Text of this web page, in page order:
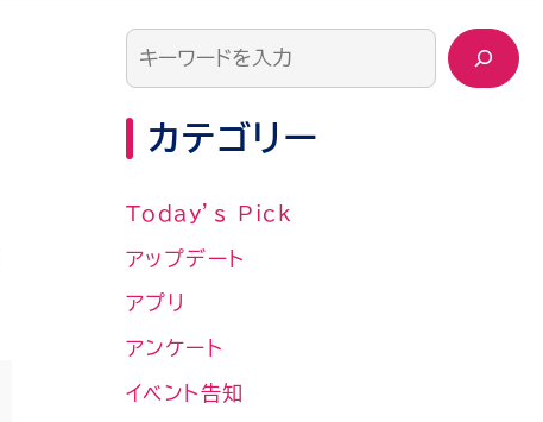
カテゴリー
Today’s Pick
アップデート
アプリ
アンケート
イベント告知